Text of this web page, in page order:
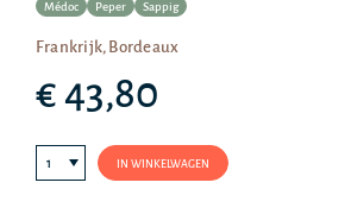
Médoc Peper Sappig
Frankrijk, Bordeaux
€ 43,80
IN WINKELWAGEN